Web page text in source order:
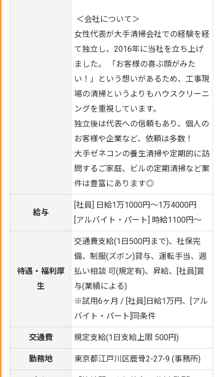
＜会社について＞
女性代表が大手清掃会社での経験を経
て独立し、2016年に当社を立ち上げ
ました。 「お客様の喜ぶ顔がみた
い！」という想いがあるため、工事現
場の清掃というよりもハウスクリーニ
ングを重視しています。
独立後は代表への信頼もあり、個人の
お客様や企業など、依頼は多数！
大手ゼネコンの養生清掃や定期的に訪
問するご家庭、ビルの定期清掃など案
件は豊富にあります◎
給与
[社員] 日給1万1000円～1万4000円
[アルバイト・パート] 時給1100円～
待遇・福利厚
生
交通費支給(1日500円まで)、社保完
備、制服(ズボン)貸与、運転手当、週
払い相談 可(規定有)、昇給、[社員]賞
与(業績による)
※試用6ヶ月 / [社員]日給1万円、[アル
バイト・パート]同条件
交通費 規定支給(1日支給上限 500円)
勤務地 東京都江戸川区鹿骨2-27-9 (事務所)